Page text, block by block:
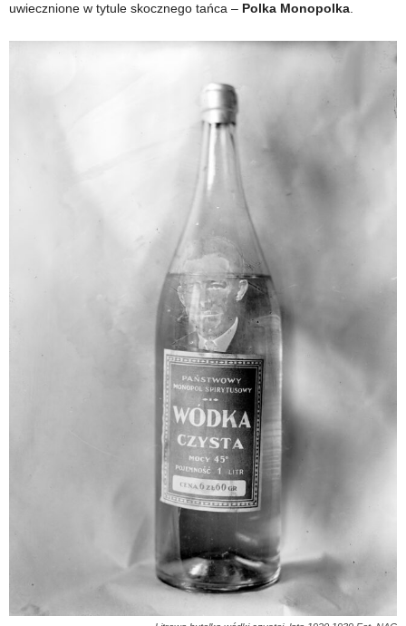
uwiecznione w tytule skocznego tańca – Polka Monopolka.